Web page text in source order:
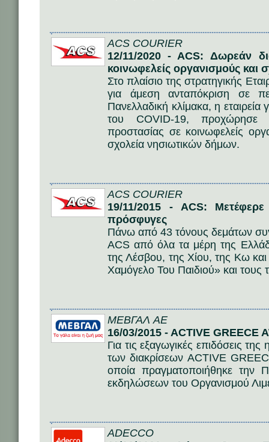
ACS COURIER
12/11/2020 - ACS: Δωρεάν
κοινωφελείς οργανισμούς και
Στο πλαίσιο της στρατηγικής
για άμεση ανταπόκριση σε
Πανελλαδική κλίμακα, η εταιρεία
του COVID-19,
προστασίας σε κοινωφελείς
σχολεία νησιωτικών δήμων.
ACS COURIER
19/11/2015 - ACS:
πρόσφυγες
Πάνω από 43 τόνους δεμάτων
ACS από όλα τα μέρη της
της Λέσβου, της Χίου, της Κω
Χαμόγελο Του Παιδιού» και τους
ΜΕΒΓΑΛ AE
16/03/2015 - ACTIVE GREECE
Για τις εξαγωγικές επιδόσεις
των διακρίσεων ACTIVE
οποία πραγματοποιήθηκε την
εκδηλώσεων του Οργανισμού
ADECCO